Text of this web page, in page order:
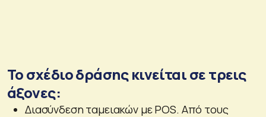
Το σχέδιο δράσης κινείται σε τρεις
άξονες:
Διασύνδεση ταμειακών με POS. Από τους